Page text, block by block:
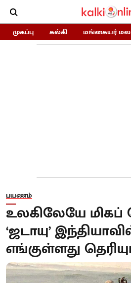
முகப்பு கல்கி மங்கையர்
பயணம்
உலகிலேயே மிகப்
‘ஜடாயு’
எங்குள்ளது